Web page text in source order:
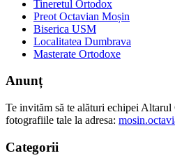
Tineretul Ortodox
Preot Octavian Moșin
Biserica USM
Localitatea Dumbrava
Masterate Ortodoxe
Anunț
Te invităm să te alături echipei
fotografiile tale la adresa:
Categorii